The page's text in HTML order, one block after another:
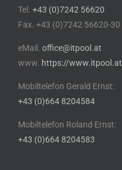
Tel. +43 (0)7242 56620
Fax. +43 (0)7242 56620-30
eMail. office@itpool.at
www. https://www.itpool.at
Mobiltelefon Gerald Ernst:
+43 (0)664 8204584
Mobiltelefon Roland Ernst:
+43 (0)664 8204583